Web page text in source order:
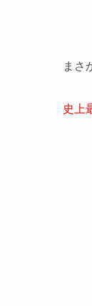
まさ
史上